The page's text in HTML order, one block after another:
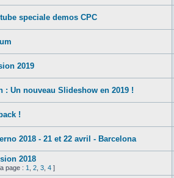
speciale demos CPC
2019
: Un nouveau Slideshow en 2019 !
!
2018 - 21 et 22 avril - Barcelona
2018
page : 1 2 3 4 ]